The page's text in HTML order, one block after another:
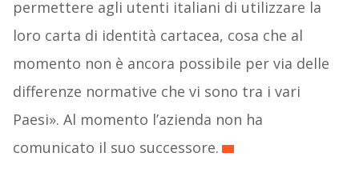
permettere agli utenti italiani di utilizzare la
loro carta di identità cartacea, cosa che al
momento non è ancora possibile per via delle
differenze normative che vi sono tra i vari
Paesi». Al momento l’azienda non ha
comunicato il suo successore.